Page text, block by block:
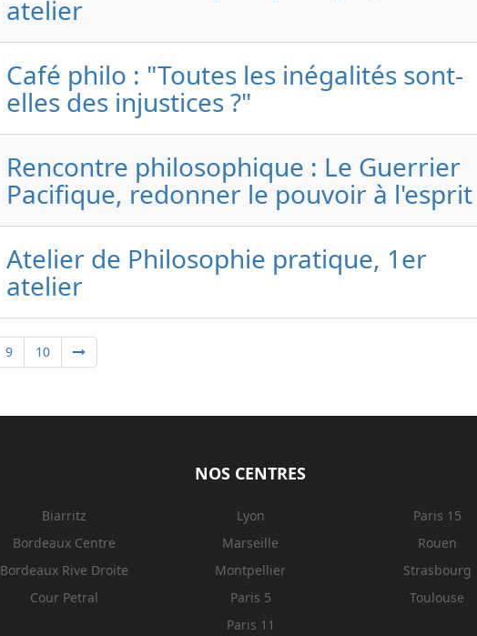
atelier
Café philo : "Toutes les inégalités sont-
elles des injustices ?"
Rencontre philosophique : Le Guerrier
Pacifique, redonner le pouvoir à l'esprit
Atelier de Philosophie pratique, 1er
atelier
9 10
NOS CENTRES
Biarritz
Bordeaux Centre
Bordeaux Rive Droite
Cour Petral
Lyon
Marseille
Montpellier
Paris 5
Paris 11
Paris 15
Rouen
Strasbourg
Toulouse